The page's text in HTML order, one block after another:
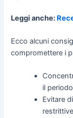
Leggi anche:
Ecco alcuni
compromettere i
il
Evitare